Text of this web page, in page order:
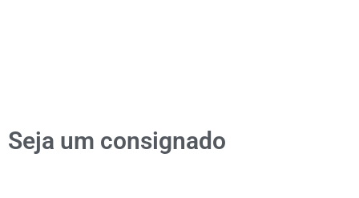
Seja um consignado